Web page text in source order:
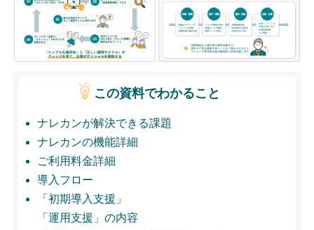
ログイン
この資料でわかること
ナレカンが解決できる課題
ナレカンの機能詳細
ご利用料金詳細
導入フロー
「初期導入支援」
「運用支援」の内容